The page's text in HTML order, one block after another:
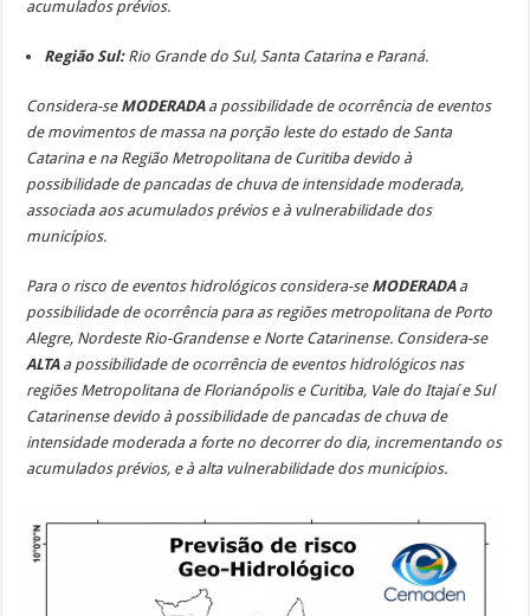
acumulados prévios.
Região Sul: Rio Grande do Sul, Santa Catarina e Paraná.
Considera-se MODERADAa possibilidade de ocorrência de eventos
de movimentos de massa na porção leste do estado de Santa
Catarina e na Região Metropolitana de Curitiba devido à
possibilidade de pancadas de chuva de intensidade moderada,
associada aos acumulados prévios e à vulnerabilidade dos
municípios.
Para o risco de eventos hidrológicos considera-se MODERADAa
possibilidade de ocorrência para as regiões metropolitana de Porto
Alegre, Nordeste Rio-Grandense e Norte Catarinense. Considera-se
ALTAa possibilidade de ocorrência de eventos hidrológicos nas
regiões Metropolitana de Florianópolis e Curitiba, Vale do Itajaí e Sul
Catarinense devido à possibilidade de pancadas de chuva de
intensidade moderada a forte no decorrer do dia, incrementando os
acumulados prévios, e à alta vulnerabilidade dos municípios.